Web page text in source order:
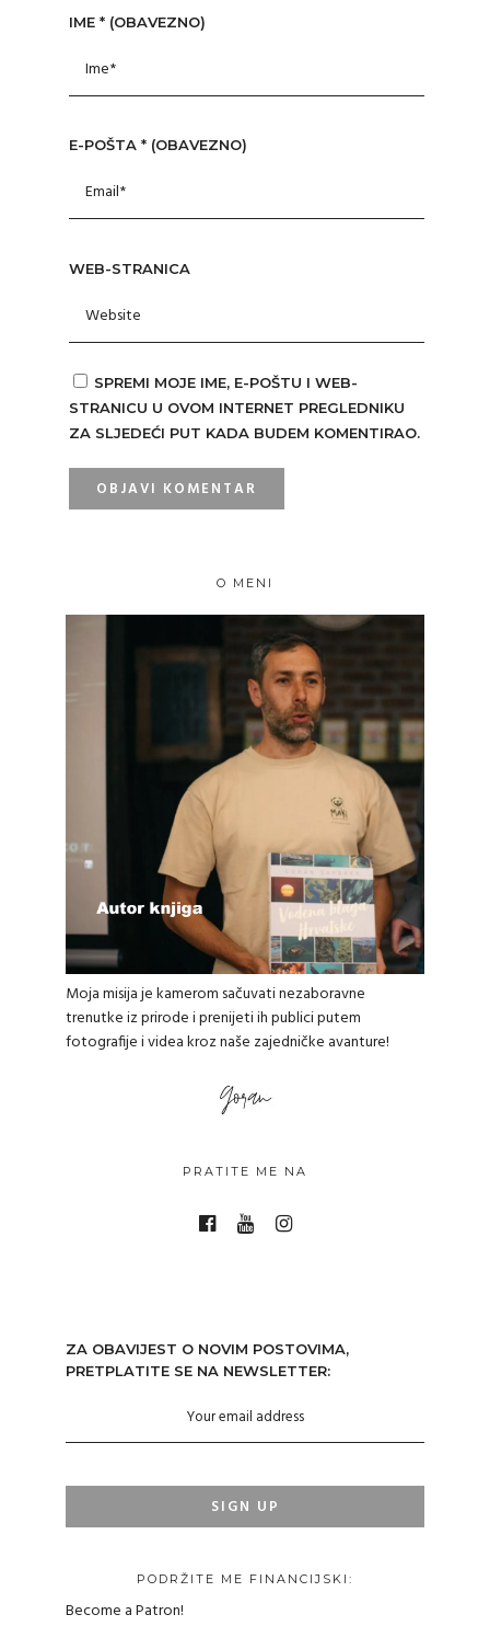
IME * (OBAVEZNO)
E-POŠTA * (OBAVEZNO)
WEB-STRANICA
SPREMI MOJE IME, E-POŠTU I WEB-
STRANICU U OVOM INTERNET PREGLEDNIKU
ZA SLJEDEĆI PUT KADA BUDEM KOMENTIRAO.
O MENI
Moja misija je kamerom sačuvati nezaboravne
trenutke iz prirode i prenijeti ih publici putem
fotografije i videa kroz naše zajedničke avanture!
PRATITE ME NA
ZA OBAVIJEST O NOVIM POSTOVIMA,
PRETPLATITE SE NA NEWSLETTER:
PODRŽITE ME FINANCIJSKI:
Become a Patron!